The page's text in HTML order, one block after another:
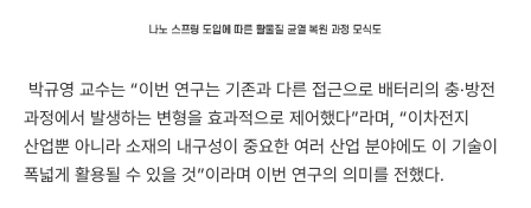
박규영 교수는 “이번 연구는 기존과 다른 접근으로 배터리의 충·방전
과정에서 발생하는 변형을 효과적으로 제어했다”라며, “이차전지
산업뿐 아니라 소재의 내구성이 중요한 여러 산업 분야에도 이 기술이
폭넓게 활용될 수 있을 것”이라며 이번 연구의 의미를 전했다.